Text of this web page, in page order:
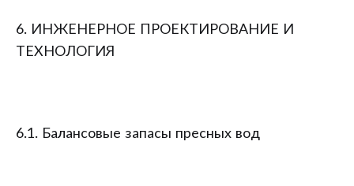
6. ИНЖЕНЕРНОЕ ПРОЕКТИРОВАНИЕ И
ТЕХНОЛОГИЯ
6.1. Балансовые запасы пресных вод